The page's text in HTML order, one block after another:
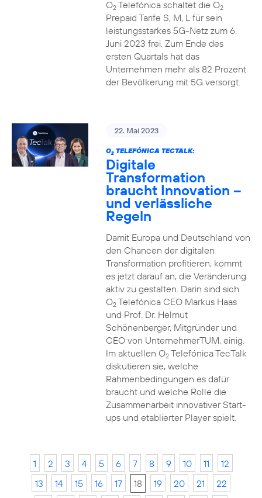
O2Telefónica schaltet die O2
Prepaid Tarife S, M, L für sein
leistungsstarkes 5G-Netz zum 6.
Juni 2023 frei. Zum Ende des
ersten Quartals hat das
Unternehmen mehr als 82 Prozent
der Bevölkerung mit 5G versorgt.
22. Mai 2023
O2TELEFÓNICA TECTALK:
Digitale
Transformation
braucht Innovation –
und verlässliche
Regeln
Damit Europa und Deutschland von
den Chancen der digitalen
Transformation profitieren, kommt
es jetzt darauf an, die Veränderung
aktiv zu gestalten. Darin sind sich
O2Telefónica CEO Markus Haas
und Prof. Dr. Helmut
Schönenberger, Mitgründer und
CEO von UnternehmerTUM, einig.
Im aktuellen O2Telefónica TecTalk
diskutieren sie, welche
Rahmenbedingungen es dafür
braucht und welche Rolle die
Zusammenarbeit innovativer Start-
ups und etablierter Player spielt.
1 2 3 4 5 6 7 8 9 10 11
12
13
14 15 16 17 18 19 20 21
22